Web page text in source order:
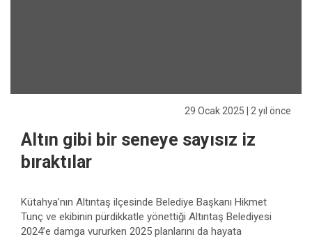
29 Ocak 2025 | 2 yıl önce
Altın gibi bir seneye sayısız iz
bıraktılar
Kütahya’nın Altıntaş ilçesinde Belediye Başkanı Hikmet
Tunç ve ekibinin pürdikkatle yönettiği Altıntaş Belediyesi
2024’e damga vururken 2025 planlarını da hayata